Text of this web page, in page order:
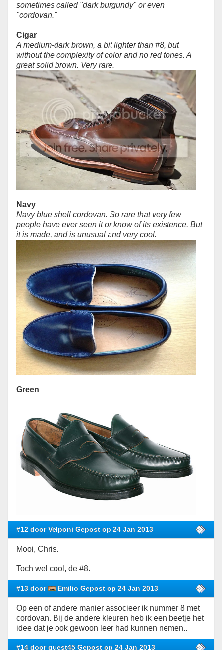
sometimes called "dark burgundy" or even
"cordovan."
Cigar
A medium-dark brown, a bit lighter than #8, but
without the complexity of color and no red tones. A
great solid brown. Very rare.
Navy
Navy blue shell cordovan. So rare that very few
people have ever seen it or know of its existence. But
it is made, and is unusual and very cool.
Green
#12 door Velponi Gepost op 24 Jan 2013
Mooi, Chris.
Toch wel cool, de #8.
#13 door Emilio Gepost op 24 Jan 2013
Op een of andere manier associeer ik nummer 8 met
cordovan. Bij de andere kleuren heb ik een beetje het
idee dat je ook gewoon leer had kunnen nemen..
#14 door guest45 Gepost op 24 Jan 2013